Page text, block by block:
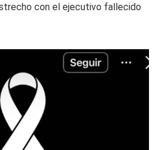
con el ejecutivo fallecido